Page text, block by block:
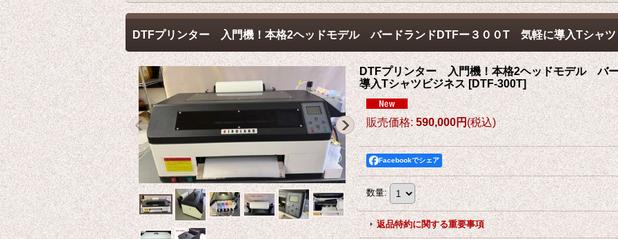
DTFプリンター 入門機！本格2ヘッドモデル バードランドDTFー３００T 気軽に導入Tシャ
DTFプリンター 入門機！本格2ヘッドモデル バ
導入Tシャツビジネス[DTF-300T]
販売価格: 590,000円(税込)
Facebookでシェア
数量:
返品特約に関する重要事項